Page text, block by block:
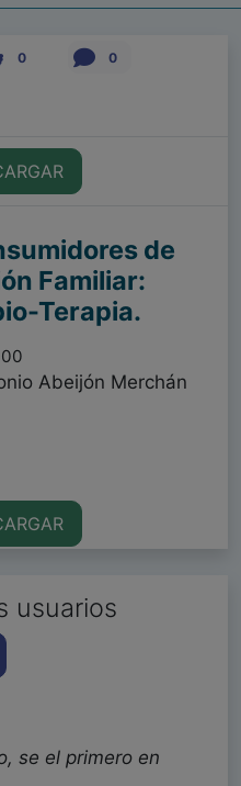
0 0
de
Familiar:
Terapia.
Abeijón Merchán
usuarios
se el primero en